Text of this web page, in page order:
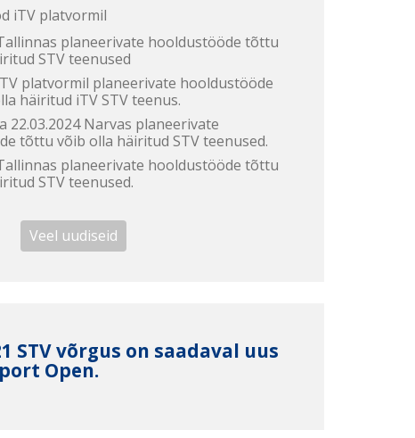
iTV platvormil
planeerivate hooldustööde tõttu
STV teenused
platvormil planeerivate hooldustööde
häiritud iTV STV teenus.
22.03.2024 Narvas planeerivate
tõttu võib olla häiritud STV teenused.
planeerivate hooldustööde tõttu
STV teenused.
Veel uudiseid
STV võrgus on saadaval uus
Open.